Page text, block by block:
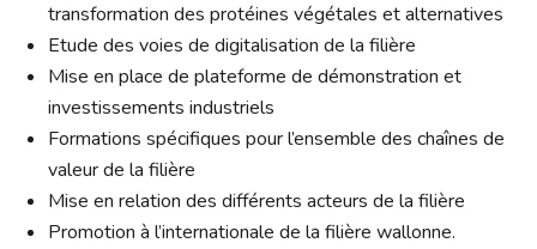
transformation des protéines végétales et alternatives
Etude des voies de digitalisation de la filière
Mise en place de plateforme de démonstration et
investissements industriels
Formations spécifiques pour l’ensemble des chaînes de
valeur de la filière
Mise en relation des différents acteurs de la filière
Promotion à l’internationale de la filière wallonne.